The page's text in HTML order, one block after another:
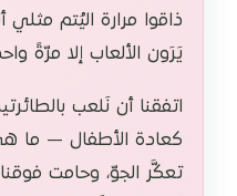
ذاقوا مرارة اليُتم
يَرَون الألعاب إلا مرّةً
اتفقنا أن نَلعب
كعادة الأطفال — ما
تعكَّر الجوّ، وحامت